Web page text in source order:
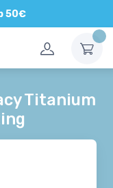
50€
Titanium